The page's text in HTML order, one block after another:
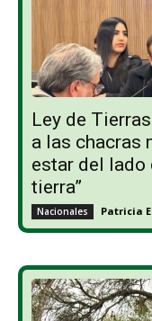
Ley de
a las chacras
estar del lado
tierra”
Nacionales Patricia